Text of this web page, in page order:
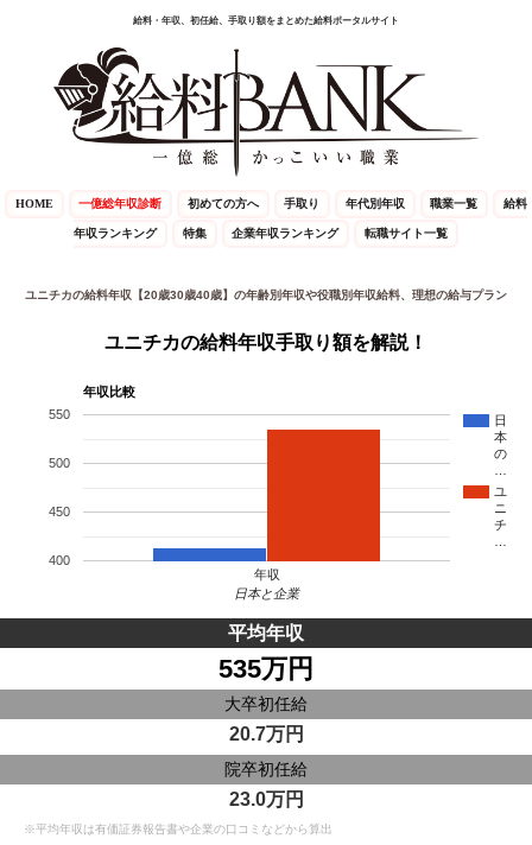
給料・年収、初任給、手取り額をまとめた給料ポータルサイト
HOME 一億総年収診断 初めての方へ 手取り 年代別年収 職業一覧 給料
年収ランキング 特集 企業年収ランキング 転職サイト一覧
ユニチカの給料年収【20歳30歳40歳】の年齢別年収や役職別年収給料、理想の給与プラン
ユニチカの給料年収手取り額を解説！
年収比較
日
本
の
ユ
ニ
チ
年収
400
450
500
550
日本と企業
平均年収
535万円
大卒初任給
20.7万円
院卒初任給
23.0万円
※平均年収は有価証券報告書や企業の口コミなどから算出